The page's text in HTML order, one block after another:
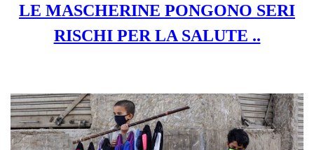
LE MASCHERINE PONGONO SERI
RISCHI PER LA SALUTE ..